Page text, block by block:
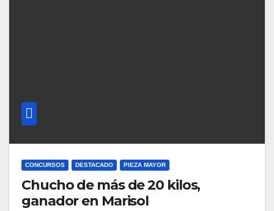
CONCURSOS DESTACADO PIEZA MAYOR
Chucho de más de 20 kilos,
ganador en Marisol